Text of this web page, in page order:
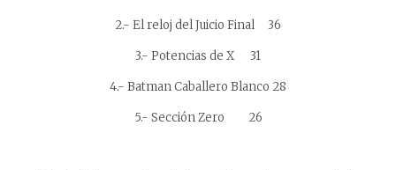
2.- El reloj del Juicio Final 36
3.- Potencias de X 31
4.- Batman Caballero Blanco 28
5.- Sección Zero 26